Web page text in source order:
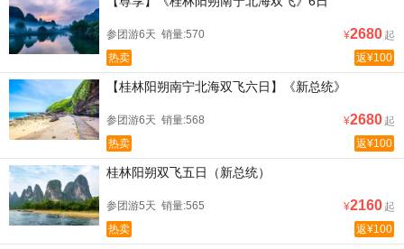
参团游6天 销量:570 ¥2680 起
返¥100
热卖
【桂林阳朔南宁北海双飞六日】《新总统》
参团游6天 销量:568 ¥2680 起
返¥100
热卖
桂林阳朔双飞五日（新总统）
参团游5天 销量:565 ¥2160 起
返¥100
热卖